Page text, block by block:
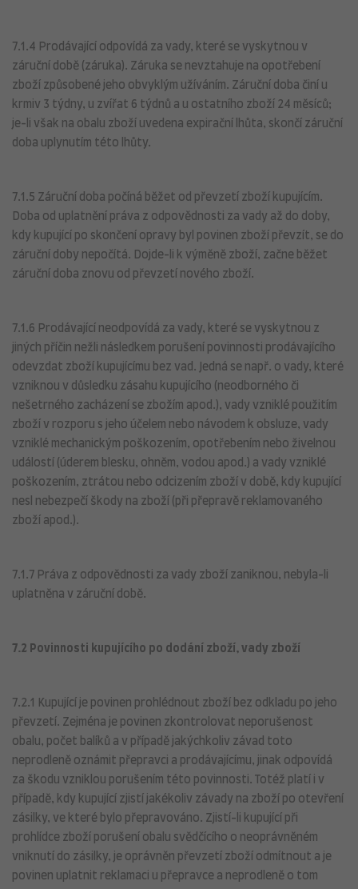
7.1.4 Prodávající odpovídá za vady, které se vyskytnou v
záruční době (záruka). Záruka se nevztahuje na opotřebení
zboží způsobené jeho obvyklým užíváním. Záruční doba činí u
krmiv 3 týdny, u zvířat 6 týdnů a u ostatního zboží 24 měsíců;
je-li však na obalu zboží uvedena expirační lhůta, skončí záruční
doba uplynutím této lhůty.
7.1.5 Záruční doba počíná běžet od převzetí zboží kupujícím.
Doba od uplatnění práva z odpovědnosti za vady až do doby,
kdy kupující po skončení opravy byl povinen zboží převzít, se do
záruční doby nepočítá. Dojde-li k výměně zboží, začne běžet
záruční doba znovu od převzetí nového zboží.
7.1.6 Prodávající neodpovídá za vady, které se vyskytnou z
jiných příčin nežli následkem porušení povinnosti prodávajícího
odevzdat zboží kupujícímu bez vad. Jedná se např. o vady, které
vzniknou v důsledku zásahu kupujícího (neodborného či
nešetrného zacházení se zbožím apod.), vady vzniklé použitím
zboží v rozporu s jeho účelem nebo návodem k obsluze, vady
vzniklé mechanickým poškozením, opotřebením nebo živelnou
událostí (úderem blesku, ohněm, vodou apod.) a vady vzniklé
poškozením, ztrátou nebo odcizením zboží v době, kdy kupující
nesl nebezpečí škody na zboží (při přepravě reklamovaného
zboží apod.).
7.1.7 Práva z odpovědnosti za vady zboží zaniknou, nebyla-li
uplatněna v záruční době.
7.2 Povinnosti kupujícího po dodání zboží, vady zboží
7.2.1 Kupující je povinen prohlédnout zboží bez odkladu po jeho
převzetí. Zejména je povinen zkontrolovat neporušenost
obalu, počet balíků a v případě jakýchkoliv závad toto
neprodleně oznámit přepravci a prodávajícímu, jinak odpovídá
za škodu vzniklou porušením této povinnosti. Totéž platí i v
případě, kdy kupující zjistí jakékoliv závady na zboží po otevření
zásilky, ve které bylo přepravováno. Zjistí-li kupující při
prohlídce zboží porušení obalu svědčícího o neoprávněném
vniknutí do zásilky, je oprávněn převzetí zboží odmítnout a je
povinen uplatnit reklamaci u přepravce a neprodleně o tom